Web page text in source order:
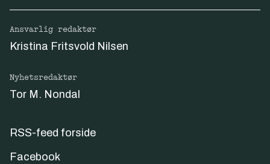
Ansvarlig redaktør
Kristina Fritsvold Nilsen
Nyhetsredaktør
Tor M. Nondal
RSS-feed forside
Facebook